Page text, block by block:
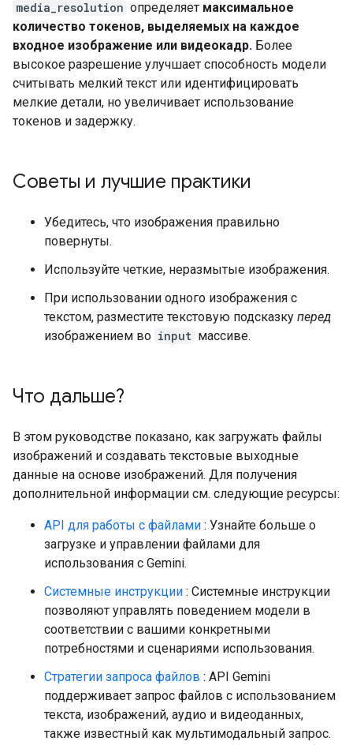
media_resolution определяет максимальное
количество токенов, выделяемых на каждое
входное изображение или видеокадр. Более
высокое разрешение улучшает способность модели
считывать мелкий текст или идентифицировать
мелкие детали, но увеличивает использование
токенов и задержку.
Советы и лучшие практики
Убедитесь, что изображения правильно
повернуты.
Используйте четкие, неразмытые изображения.
При использовании одного изображения с
текстом, разместите текстовую подсказку перед
изображением во input массиве.
Что дальше?
В этом руководстве показано, как загружать файлы
изображений и создавать текстовые выходные
данные на основе изображений. Для получения
дополнительной информации см. следующие ресурсы:
API для работы с файлами : Узнайте больше о
загрузке и управлении файлами для
использования с Gemini.
Системные инструкции : Системные инструкции
позволяют управлять поведением модели в
соответствии с вашими конкретными
потребностями и сценариями использования.
Стратегии запроса файлов : API Gemini
поддерживает запрос файлов с использованием
текста, изображений, аудио и видеоданных,
также известный как мультимодальный запрос.